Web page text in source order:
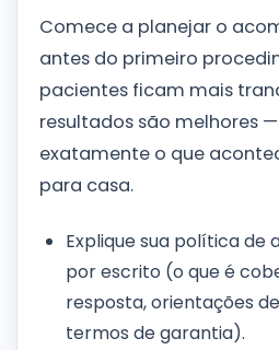
Comece a planejar o
antes do primeiro
pacientes ficam mais
resultados são melhores
exatamente o que
para casa.
Explique sua política
por escrito (o que é
resposta, orientações
termos de garantia).